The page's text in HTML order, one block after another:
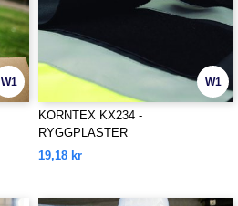
W1 W1
KORNTEX KX234 -
RYGGPLASTER
19,18 kr